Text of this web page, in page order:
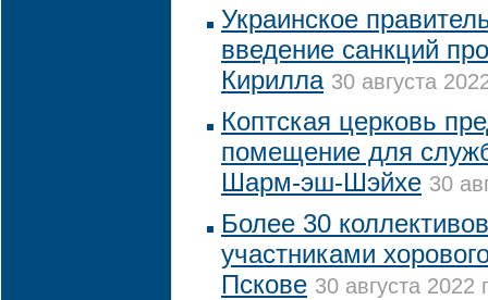
Украинское
введение санкций
Кирилла 30 августа
Коптская церковь
помещение для
Шарм-эш-Шэйхе 30
Более 30
участниками
Пскове 30 августа 2022